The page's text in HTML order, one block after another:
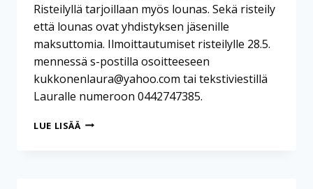
Risteilyllä tarjoillaan myös lounas. Sekä risteily
että lounas ovat yhdistyksen jäsenille
maksuttomia. Ilmoittautumiset risteilylle 28.5.
mennessä s-postilla osoitteeseen
kukkonenlaura@yahoo.com tai tekstiviestillä
Lauralle numeroon 0442747385.
LUE LISÄÄ KEVÄTRISTEILY